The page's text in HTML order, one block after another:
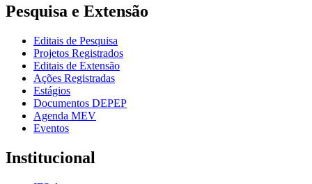
Pesquisa e Extensão
Editais de Pesquisa
Projetos Registrados
Editais de Extensão
Ações Registradas
Estágios
Documentos DEPEP
Agenda MEV
Eventos
Institucional